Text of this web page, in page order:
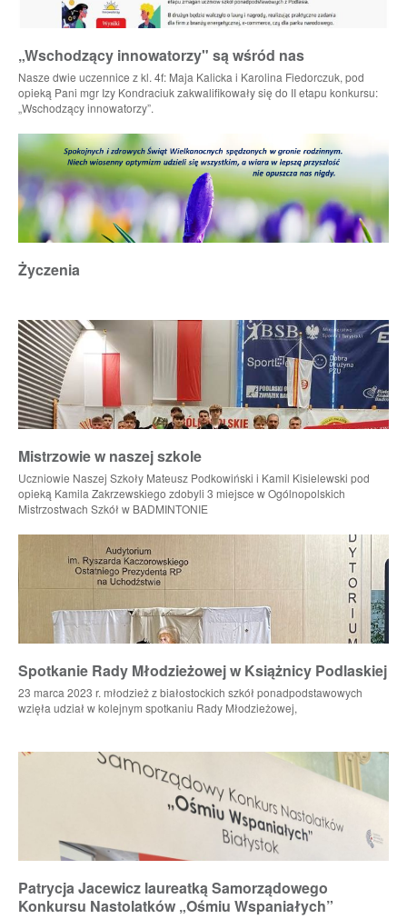
„Wschodzący innowatorzy" są wśród nas
Nasze dwie uczennice z kl. 4f: Maja Kalicka i Karolina Fiedorczuk, pod
opieką Pani mgr Izy Kondraciuk zakwalifikowały się do II etapu konkursu:
„Wschodzący innowatorzy”.
Życzenia
Mistrzowie w naszej szkole
Uczniowie Naszej Szkoły Mateusz Podkowiński i Kamil Kisielewski pod
opieką Kamila Zakrzewskiego zdobyli 3 miejsce w Ogólnopolskich
Mistrzostwach Szkół w BADMINTONIE
Spotkanie Rady Młodzieżowej w Książnicy Podlaskiej
23 marca 2023 r. młodzież z białostockich szkół ponadpodstawowych
wzięła udział w kolejnym spotkaniu Rady Młodzieżowej,
Patrycja Jacewicz laureatką Samorządowego
Konkursu Nastolatków „Ośmiu Wspaniałych”